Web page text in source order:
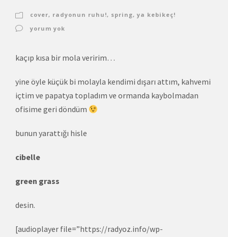
cover, radyonun ruhu!, spring, ya kebikeç!
yorum yok
kaçıp kısa bir mola veririm…
yine öyle küçük bi molayla kendimi dışarı attım, kahvemi
içtim ve papatya topladım ve ormanda kaybolmadan
ofisime geri döndüm
bunun yarattığı hisle
cibelle
green grass
desin.
[audioplayer file=”https://radyoz.info/wp-